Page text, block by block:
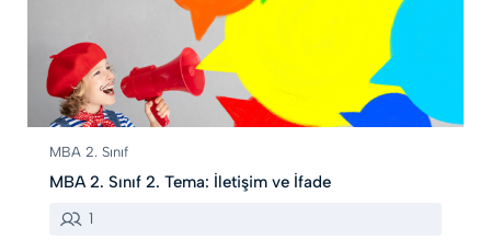
MBA 2. Sınıf
MBA 2. Sınıf 2. Tema: İletişim ve İfade
1